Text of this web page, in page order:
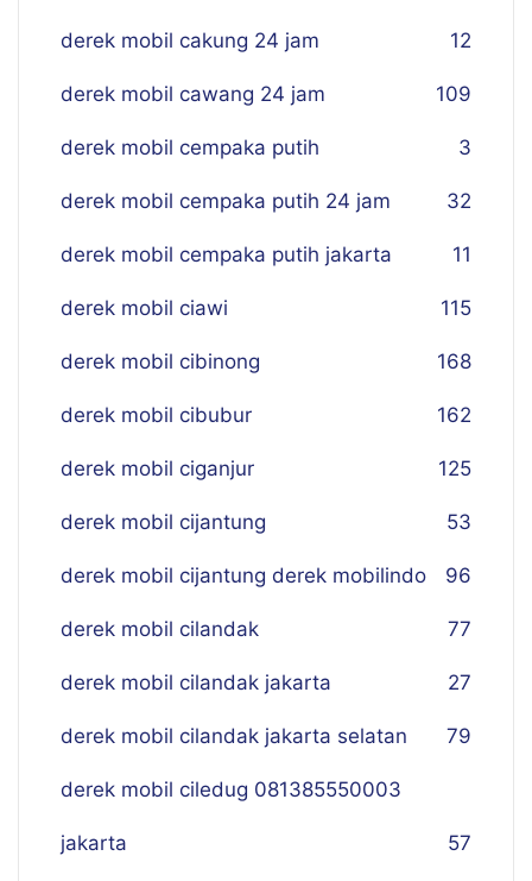
derek mobil cakung 24 jam 12
derek mobil cawang 24 jam 109
derek mobil cempaka putih 3
derek mobil cempaka putih 24 jam 32
derek mobil cempaka putih jakarta 11
derek mobil ciawi 115
derek mobil cibinong 168
derek mobil cibubur 162
derek mobil ciganjur 125
derek mobil cijantung 53
derek mobil cijantung derek mobilindo 96
derek mobil cilandak 77
derek mobil cilandak jakarta 27
derek mobil cilandak jakarta selatan 79
derek mobil ciledug 081385550003
jakarta 57